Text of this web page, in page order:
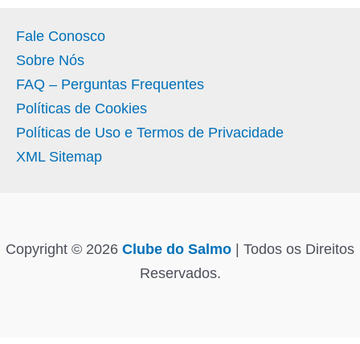
Fale Conosco
Sobre Nós
FAQ – Perguntas Frequentes
Políticas de Cookies
Políticas de Uso e Termos de Privacidade
XML Sitemap
Copyright © 2026 Clube do Salmo | Todos os Direitos
Reservados.